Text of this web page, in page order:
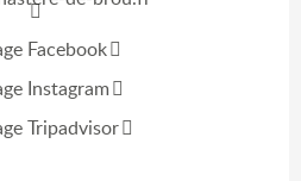
Facebook
Instagram
Tripadvisor